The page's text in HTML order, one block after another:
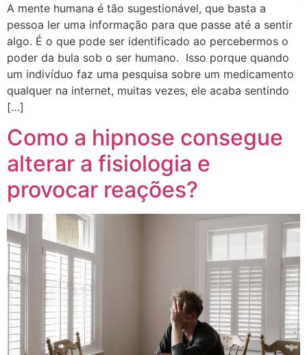
A mente humana é tão sugestionável, que basta a
pessoa ler uma informação para que passe até a sentir
algo. É o que pode ser identificado ao percebermos o
poder da bula sob o ser humano. Isso porque quando
um indivíduo faz uma pesquisa sobre um medicamento
qualquer na internet, muitas vezes, ele acaba sentindo
[…]
Como a hipnose consegue
alterar a fisiologia e
provocar reações?